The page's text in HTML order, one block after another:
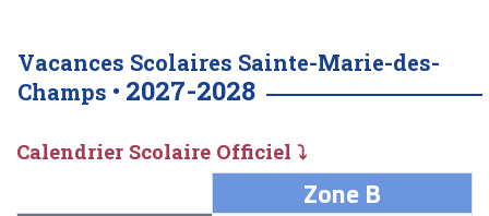
Vacances Scolaires Sainte-Marie-des-
Champs • 2027-2028
Calendrier Scolaire Officiel ⤵
Zone B